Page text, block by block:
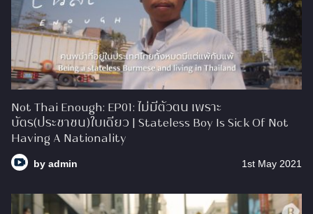
Not Thai Enough: EP01: ไม่มีตัวตน เพราะ
บัตร(ประชาชน)ใบเดียว | Stateless Boy Is Sick Of Not
Having A Nationality
byadmin 1st May 2021